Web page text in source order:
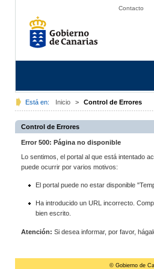
Contacto
Está en: Inicio > Control de Errores
Control de Errores
Error 500: Página no disponible
Lo sentimos, el portal al que está intentado
puede ocurrir por varios motivos:
El portal puede no estar disponible
Ha introducido un URL incorrecto.
bien escrito.
Atención: Si desea informar, por favor,
© Gobierno de